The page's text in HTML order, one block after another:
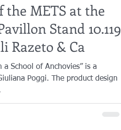
the METS at the
Stand 10.119
Razeto & Ca
of Anchovies” is a
Poggi. The product design